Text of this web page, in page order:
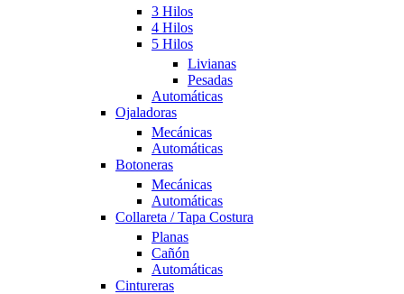
3 Hilos
4 Hilos
5 Hilos
Livianas
Pesadas
Automáticas
Ojaladoras
Mecánicas
Automáticas
Botoneras
Mecánicas
Automáticas
Collareta / Tapa Costura
Planas
Cañón
Automáticas
Cintureras